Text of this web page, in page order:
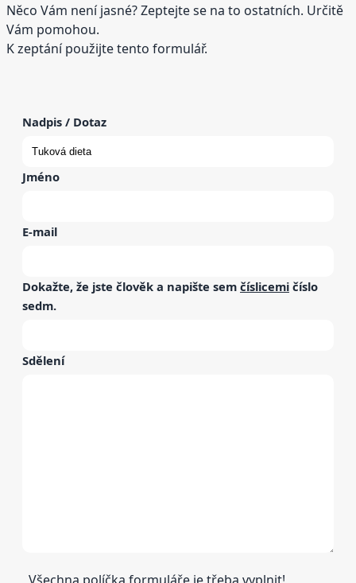
Něco Vám není jasné? Zeptejte se na to ostatních. Určitě
Vám pomohou.
K zeptání použijte tento formulář.
Nadpis / Dotaz
Jméno
E-mail
Dokažte, že jste člověk a napište sem číslicemi číslo
sedm.
Sdělení